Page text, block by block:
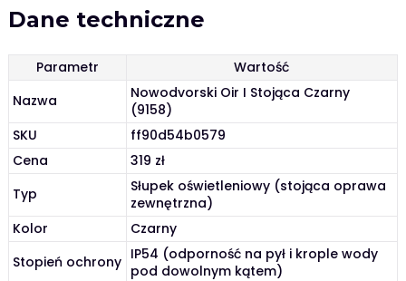
Dane techniczne
Parametr
Wartość
Nazwa
Nowodvorski Oir I Stojąca Czarny
(9158)
SKU
ff90d54b0579
Cena
319 zł
Typ
Słupek oświetleniowy (stojąca oprawa
zewnętrzna)
Kolor
Czarny
Stopień ochrony IP54 (odporność na pył i krople wody
pod dowolnym kątem)